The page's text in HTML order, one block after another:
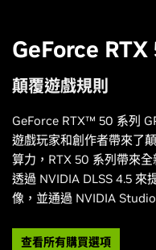
GeForce
顛覆遊戲規則
GeForce RTX™ 50 系列
遊戲玩家和創作者帶來了
算力，RTX 50 系列帶來
透過 NVIDIA DLSS 4.5 來
像，並通過 NVIDIA
查看所有購買選項